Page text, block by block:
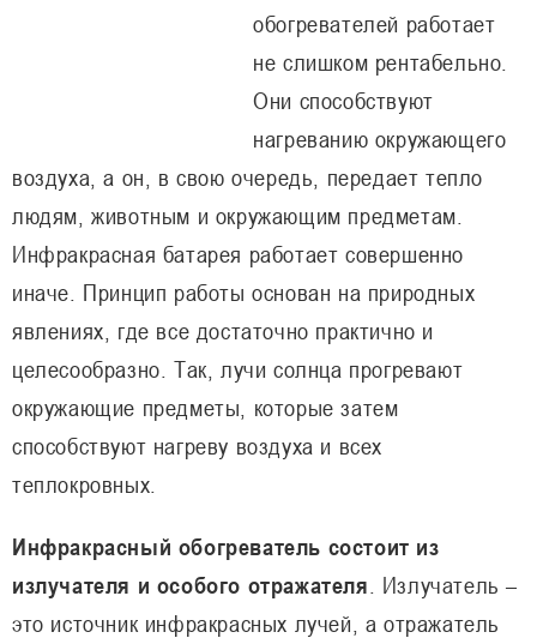
обогревателей работает
не слишком рентабельно.
Они способствуют
нагреванию окружающего
воздуха, а он, в свою очередь, передает тепло
людям, животным и окружающим предметам.
Инфракрасная батарея работает совершенно
иначе. Принцип работы основан на природных
явлениях, где все достаточно практично и
целесообразно. Так, лучи солнца прогревают
окружающие предметы, которые затем
способствуют нагреву воздуха и всех
теплокровных.
Инфракрасный обогреватель состоит из
излучателя и особого отражателя . Излучатель –
это источник инфракрасных лучей, а отражатель